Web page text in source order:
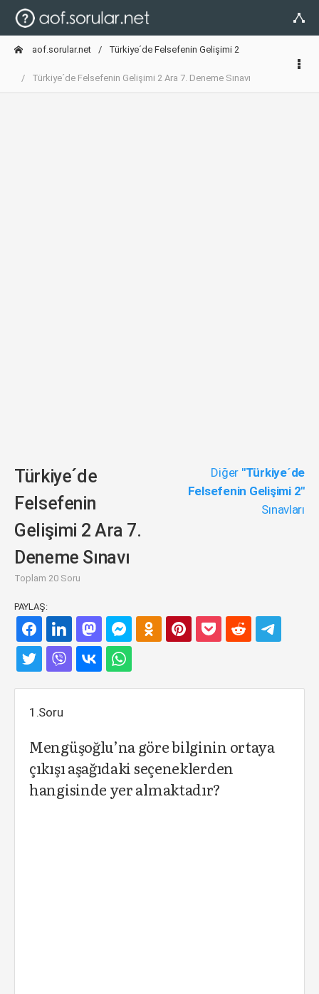
aof.sorular.net Türkiye´de Felsefenin Gelişimi 2
Türkiye´de Felsefenin Gelişimi 2 Ara 7. Deneme Sınavı
Türkiye´de
Felsefenin
Gelişimi 2 Ara 7.
Deneme Sınavı
Toplam 20 Soru
Diğer "Türkiye´de
Felsefenin Gelişimi 2"
Sınavları
PAYLAŞ:
1.Soru
Mengüşoğlu’na göre bilginin ortaya
çıkışı aşağıdaki seçeneklerden
hangisinde yer almaktadır?